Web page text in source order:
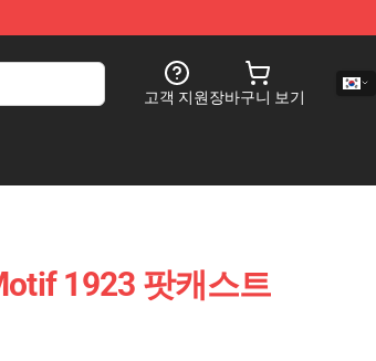
고객 지원장바구니 보기
1923 팟캐스트